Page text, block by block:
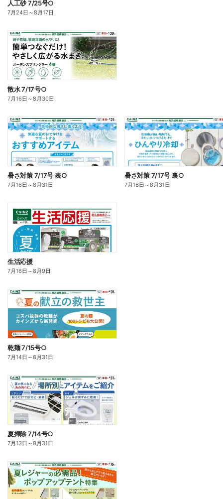
人工砂 7/25号○
7月24日 ～8月17日
散水 7/17号○
7月16日 ～8月30日
暑さ対策 7/17号 表○
7月16日 ～8月31日
暑さ対策 7/17号 裏○
7月16日 ～8月31日
生活応援
7月16日 ～8月9日
乾麺 7/15号○
7月14日 ～8月31日
夏掃除 7/14号○
7月13日 ～8月31日